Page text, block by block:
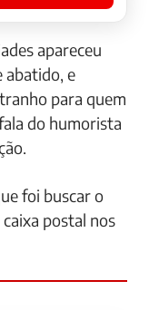
abatido, e
para quem
do humorista
foi buscar o
postal nos